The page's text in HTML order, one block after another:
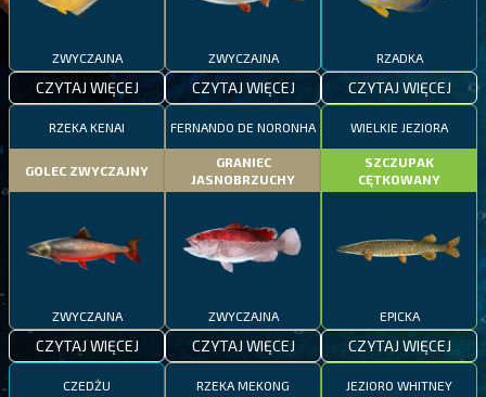
ZWYCZAJNA
CZYTAJ WIĘCEJ
ZWYCZAJNA
CZYTAJ WIĘCEJ
RZADKA
CZYTAJ WIĘCEJ
RZEKA KENAI
GOLEC ZWYCZAJNY
ZWYCZAJNA
CZYTAJ WIĘCEJ
FERNANDO DE NORONHA
GRANIEC
JASNOBRZUCHY
ZWYCZAJNA
CZYTAJ WIĘCEJ
WIELKIE JEZIORA
SZCZUPAK
CĘTKOWANY
EPICKA
CZYTAJ WIĘCEJ
CZEDŻU RZEKA MEKONG JEZIORO WHITNEY